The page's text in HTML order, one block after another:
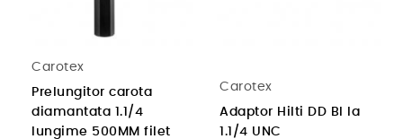
Carotex
Prelungitor carota
diamantata 1.1/4
lungime 500MM filet
Carotex
Adaptor Hilti DD BI la
1.1/4 UNC